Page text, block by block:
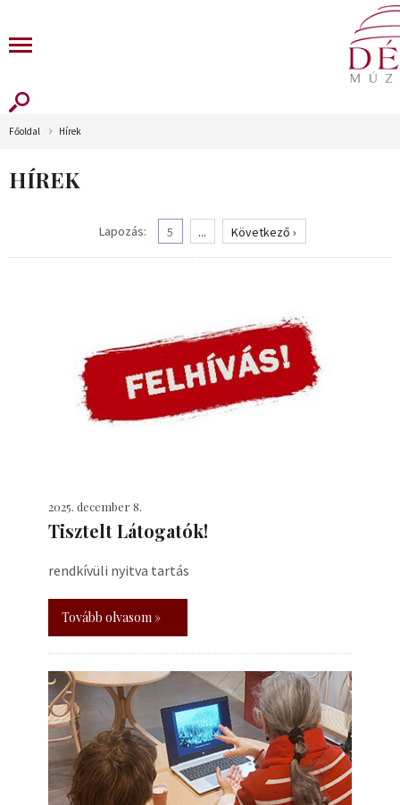
Főoldal Hírek
HÍREK
Lapozás: 5 ... Következő ›
2025. december 8.
Tisztelt Látogatók!
rendkívüli nyitva tartás
Tovább olvasom »